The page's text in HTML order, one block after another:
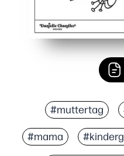
#muttertag
#mama